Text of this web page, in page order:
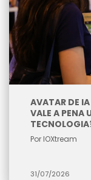
AVATAR DE
VALE A PENA
Por IOXtream
31/07/2026